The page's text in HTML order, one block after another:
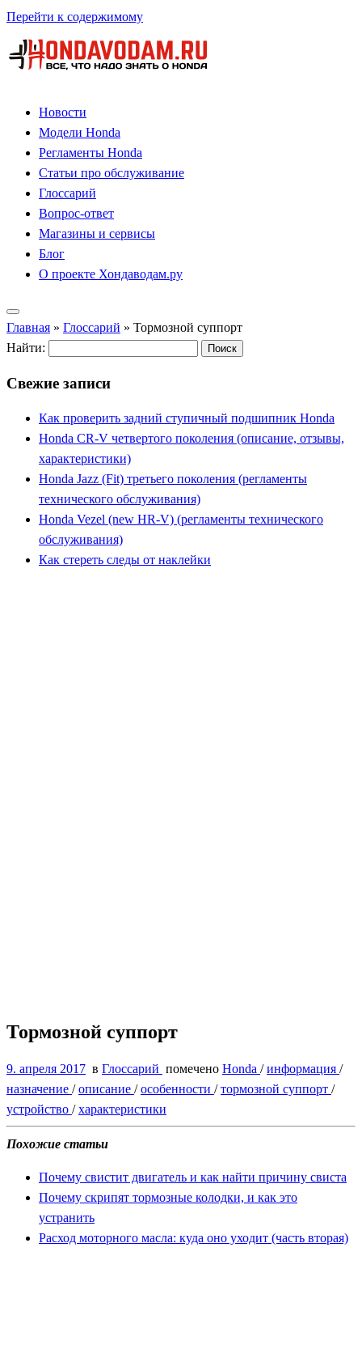
Перейти к содержимому
Новости
Модели Honda
Регламенты Honda
Статьи про обслуживание
Глоссарий
Вопрос-ответ
Магазины и сервисы
Блог
О проекте Хондаводам.ру
Главная » Глоссарий » Тормозной суппорт
Найти:
Свежие записи
Как проверить задний ступичный подшипник Honda
Honda CR-V четвертого поколения (описание, отзывы,
характеристики)
Honda Jazz (Fit) третьего поколения (регламенты
технического обслуживания)
Honda Vezel (new HR-V) (регламенты технического
обслуживания)
Как стереть следы от наклейки
Тормозной суппорт
9. апреля 2017 в Глоссарий помечено Honda /информация /
назначение /описание /особенности /тормозной суппорт /
устройство /характеристики
Похожие статьи
Почему свистит двигатель и как найти причину свиста
Почему скрипят тормозные колодки, и как это
устранить
Расход моторного масла: куда оно уходит (часть вторая)